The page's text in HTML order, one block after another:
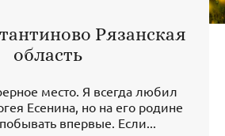
Рязанская
область
место. Я всегда любил
Есенина, но на его родине
впервые. Если...